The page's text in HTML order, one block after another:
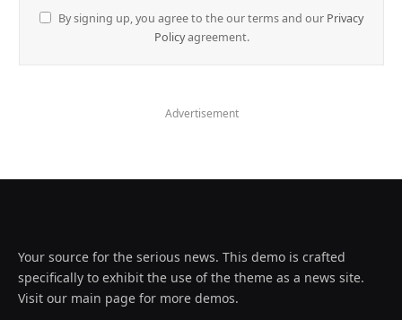
By signing up, you agree to the our terms and our Privacy
Policyagreement.
Advertisement
Your source for the serious news. This demo is crafted
specifically to exhibit the use of the theme as a news site.
Visit our main page for more demos.